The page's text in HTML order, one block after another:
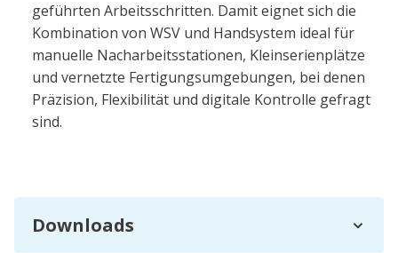
geführten Arbeitsschritten. Damit eignet sich die
Kombination von WSV und Handsystem ideal für
manuelle Nacharbeitsstationen, Kleinserienplätze
und vernetzte Fertigungsumgebungen, bei denen
Präzision, Flexibilität und digitale Kontrolle gefragt
sind.
Downloads